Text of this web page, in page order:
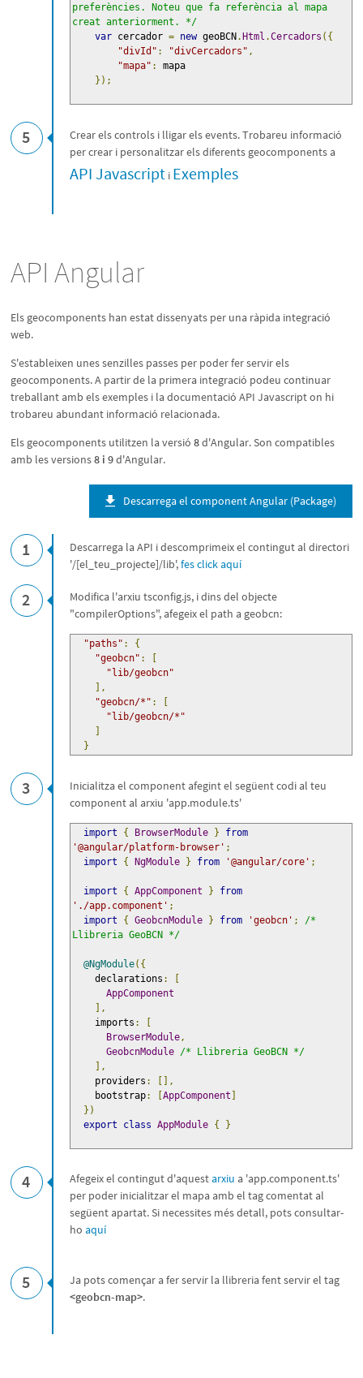
preferències. Noteu que fa referència al mapa
creat anteriorment. */
var cercador = new geoBCN . Html .Cercadors ({
"divId" : "divCercadors" ,
"mapa" :
mapa
});
5
Crear els controls i lligar els events. Trobareu informació
per crear i personalitzar els diferents geocomponents a
API Javascript i Exemples
API Angular
Els geocomponents han estat dissenyats per una ràpida integració
web.
S'estableixen unes senzilles passes per poder fer servir els
geocomponents. A partir de la primera integració podeu continuar
treballant amb els exemples i la documentació API Javascript on hi
trobareu abundant informació relacionada.
Els geocomponents utilitzen la versió8d'Angular. Son compatibles
amb les versions8 i 9d'Angular.
Descarrega el component Angular (Package)
1
Descarrega la API i descomprimeix el contingut al directori
'/[el_teu_projecte]/lib',fes click aquí
2
Modifica l'arxiu tsconfig.js, i dins del objecte
"compilerOptions", afegeix el path a geobcn:
"paths" :
{
"geobcn" :
"lib/geobcn"
],
"geobcn/*" :
"lib/geobcn/*"
}
3
Inicialitza el component afegint el següent codi al teu
component al arxiu 'app.module.ts'
import { BrowserModule }
from
'@angular/platform-browser' ;
import
{ NgModule } from '@angular/core' ;
import { AppComponent }
from
'./app.component' ;
import
{ GeobcnModule } from 'geobcn' ;
/*
Llibreria GeoBCN */
@NgModule({
    declarations
:
[
AppComponent
],
    imports
:
[
BrowserModule,
GeobcnModule /* Llibreria GeoBCN */
],
    providers
:
[],
    bootstrap
: [AppComponent ]
})
export
class AppModule { }
4 Afegeix el contingut d'aquestarxiu a 'app.component.ts'
per poder inicialitzar el mapa amb el tag comentat al
següent apartat. Si necessites més detall, pots consultar-
hoaquí
5
Ja pots començar a fer servir la llibreria fent servir el tag
<geobcn-map>.